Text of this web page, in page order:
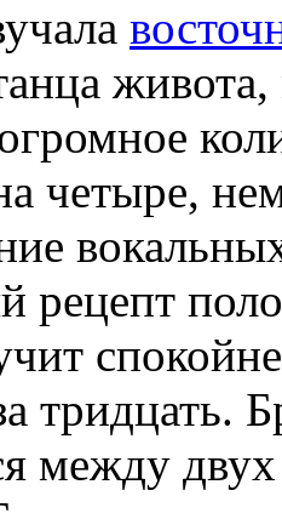
живота,
четыре,
рецепт
тридцать.
между